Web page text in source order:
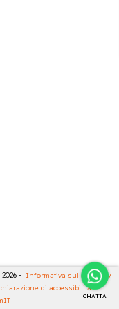
CHATTA
- Informativa sulla privacy
di accessibilità -